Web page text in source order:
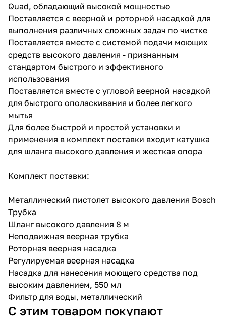
Quad, обладающий высокой мощностью
Поставляется с веерной и роторной насадкой для
выполнения различных сложных задач по чистке
Поставляется вместе с системой подачи моющих
средств высокого давления - признанным
стандартом быстрого и эффективного
использования
Поставляется вместе с угловой веерной насадкой
для быстрого ополаскивания и более легкого
мытья
Для более быстрой и простой установки и
применения в комплект поставки входит катушка
для шланга высокого давления и жесткая опора
Комплект поставки:
Металлический пистолет высокого давления Bosch
Трубка
Шланг высокого давления 8 м
Неподвижная веерная трубка
Роторная веерная насадка
Регулируемая веерная насадка
Насадка для нанесения моющего средства под
высоким давлением, 550 мл
Фильтр для воды, металлический
С этим товаром покупают